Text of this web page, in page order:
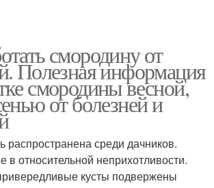
смородину от
Полезная информация
смородины весной,
от болезней и
распространена среди дачников.
в относительной неприхотливости.
кусты подвержены